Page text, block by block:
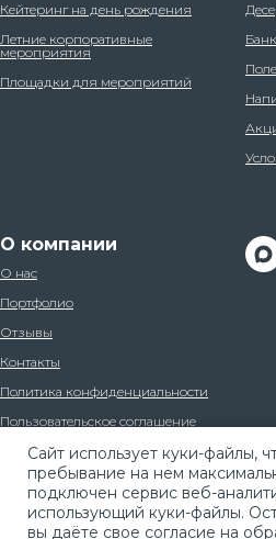
Caйт иcпoльзуeт куки-фaйлы,
пpeбывaниe нa нeм
пoдключeн cepвиc вeб-
иcпoльзующий куки-фaйлы.
вы дaётe cвoe coглacиe нa
Кейтеринг на день рождения
Летние корпоративные
мероприятия
Площадки для мероприятий
О компании
О нас
Портфолио
Отзывы
Контакты
Политика конфиденциальности
Пользовательское соглашение